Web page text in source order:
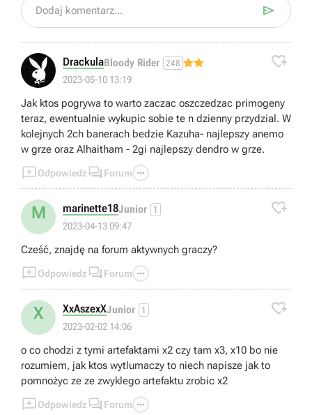
Dodaj komentarz... 
DrackulaBloody Rider 248
2023-05-10 13:19

Jak ktos pogrywa to warto zaczac oszczedzac primogeny
teraz, ewentualnie wykupic sobie te n dzienny przydzial. W
kolejnych 2ch banerach bedzie Kazuha- najlepszy anemo
w grze oraz Alhaitham - 2gi najlepszy dendro w grze.
Odpowiedz  Forum 
M marinette18Junior 1
2023-04-13 09:47

Cześć, znajdę na forum aktywnych graczy?
Odpowiedz  Forum 
X XxAszexXJunior 1
2023-02-02 14:06

o co chodzi z tymi artefaktami x2 czy tam x3, x10 bo nie
rozumiem, jak ktos wytlumaczy to niech napisze jak to
pomnożyc ze ze zwyklego artefaktu zrobic x2
Odpowiedz  Forum 